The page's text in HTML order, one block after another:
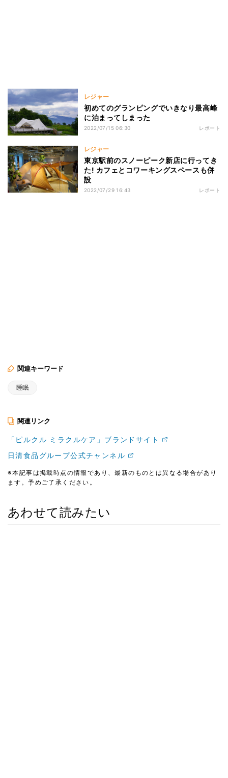
レジャー
初めてのグランピングでいきなり最高峰
に泊まってしまった
2022/07/15 06:30 レポート
レジャー
東京駅前のスノーピーク新店に行ってき
た! カフェとコワーキングスペースも併
設
2022/07/29 16:43 レポート
関連キーワード
睡眠
関連リンク
「ピルクル ミラクルケア」ブランドサイト
日清食品グループ公式チャンネル
※本記事は掲載時点の情報であり、最新のものとは異なる場合があり
ます。予めご了承ください。
あわせて読みたい